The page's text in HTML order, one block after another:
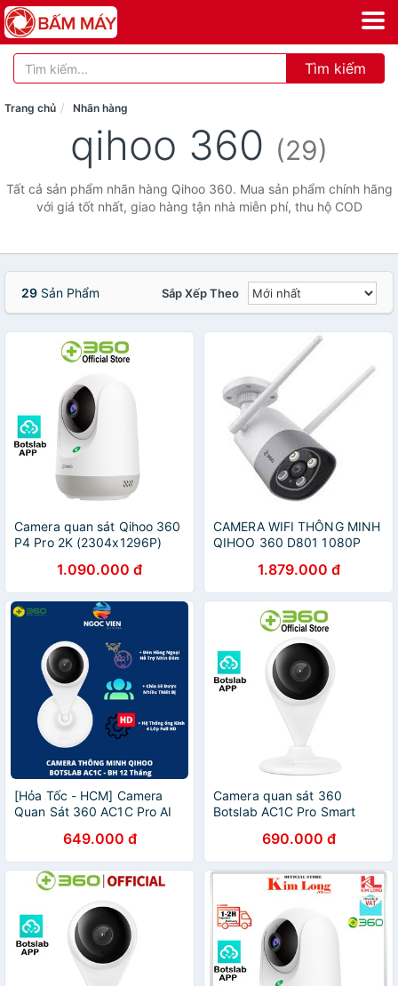
Tìm kiếm
Trang chủ Nhãn hàng
qihoo 360 (29)
Tất cả sản phẩm nhãn hàng Qihoo 360. Mua sản phẩm chính hãng
với giá tốt nhất, giao hàng tận nhà miễn phí, thu hộ COD
29 Sản Phẩm Sắp Xếp Theo
Camera quan sát Qihoo 360
P4 Pro 2K (2304x1296P)
1.090.000 đ
CAMERA WIFI THÔNG MINH
QIHOO 360 D801 1080P
1.879.000 đ
[Hỏa Tốc - HCM] Camera
Quan Sát 360 AC1C Pro AI
[2021] / AC1C | Chính Hãng |
BH 12T | Ngocvienstore
649.000 đ
Camera quan sát 360
Botslab AC1C Pro Smart
130° [2021] - Hàng chính
hãng
690.000 đ